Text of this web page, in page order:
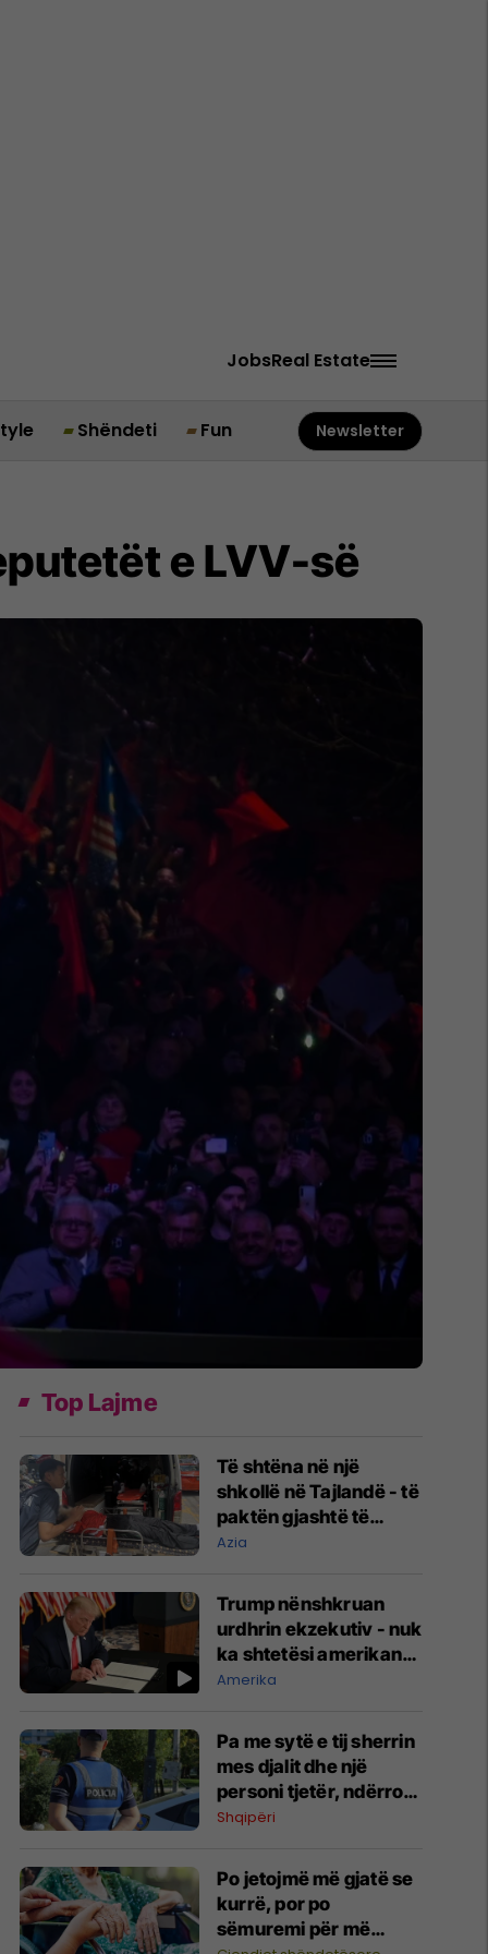
JobsReal Estate
Shëndeti Fun Newsletter
e LVV-së
Top Lajme
Të shtëna në një
shkollë në Tajlandë - të
paktën gjashtë të
vrarë, eliminohet edhe
Azia
Trump nënshkruan
urdhrin ekzekutiv - nuk
ka shtetësi amerikane
përmes lindjes së
Amerika
Pa me sytë e tij sherrin
mes djalit dhe një
personi tjetër, ndërron
jetë nga arresti kardiak
Roskovec
Shqipëri
Po jetojmë më gjatë se
kurrë, por po
sëmuremi për më